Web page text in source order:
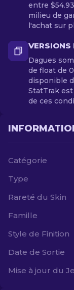
entre
milieu de
l'achat sur
VERSIONS
Dagues
de float de
disponible
StatTrak
de ces
Catégorie
Type
Rareté du Skin
Famille
Style de Finition
Date de Sortie
Mise à jour du